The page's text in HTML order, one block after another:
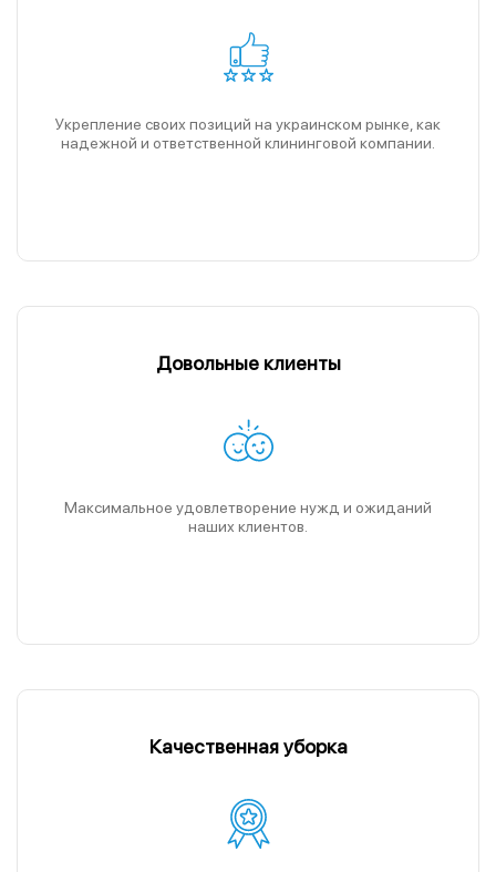
Укрепление своих позиций на украинском рынке, как
надежной и ответственной клининговой компании.
Довольные клиенты
Максимальное удовлетворение нужд и ожиданий
наших клиентов.
Качественная уборка